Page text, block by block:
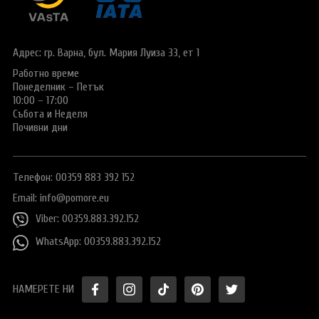
Е-ВИЗА ЗА РУСИЯ
ВИЗА за САУДИТСКА АРАБИЯ
Виза за Тайланд
Заявление за издаване на електронно разрешение за
пътуване до UK
ПОДАРЪЧЕН ВАУЧЕР ЗА ПЪТУВАНЕ
ОЩЕ
Общи условия
Политика за
поверителност
+359 883 392 152
Адрес: гр. Варна, бул. Мария Луиза 33, ет 1
Работно време
Понеделник – Петък
10:00 – 17:00
Събота и Неделя
Почивни дни
Телефон: 00359 883 392 152
Email: info@pomore.eu
Viber: 00359.883.392.152
WhatsApp: 00359.883.392.152
НАМЕРЕТЕ НИ